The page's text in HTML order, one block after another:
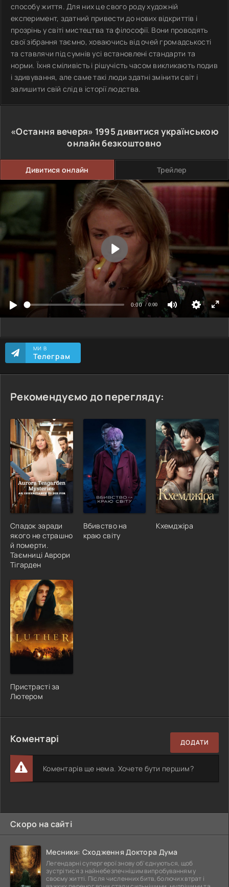
способу життя. Для них це свого роду художній
експеримент, здатний привести до нових відкриттів і
прозрінь у світі мистецтва та філософії. Вони проводять
свої зібрання таємно, ховаючись від очей громадськості
та ставлячи під сумнів усі встановлені стандарти та
норми. Їхня сміливість і рішучість часом викликають подив
і здивування, але саме такі люди здатні змінити світ і
залишити свій слід в історії людства.
«Остання вечеря» 1995дивитися українською
онлайн безкоштовно
Дивитися онлайн Трейлер
МИ В
Телеграм
Рекомендуємо до перегляду:
Спадок заради
якого не страшно
й померти.
Таємниці Аврори
Тігарден
Вбивство на
краю світу
Кхемджіра
Пристрасті за
Лютером
Коментарі ДОДАТИ
Коментарів ще нема. Хочете бути першим?
Скоро на сайті
Месники: Сходження Доктора Дума
Легендарні супергерої знову об'єднуються, щоб
зустрітися з найнебезпечнішим випробуванням у
своєму житті. Після численних битв, болючих втрат і